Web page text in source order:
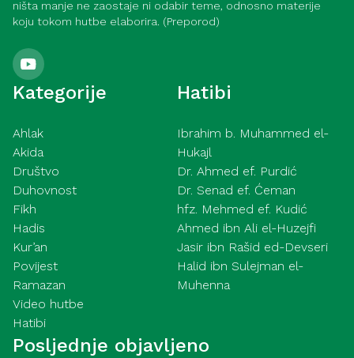
ništa manje ne zaostaje ni odabir teme, odnosno materije
koju tokom hutbe elaborira. (Preporod)
Kategorije
Ahlak
Akida
Društvo
Duhovnost
Fikh
Hadis
Kur’an
Povijest
Ramazan
Video hutbe
Hatibi
Hatibi
Ibrahim b. Muhammed el-
Hukajl
Dr. Ahmed ef. Purdić
Dr. Senad ef. Ćeman
hfz. Mehmed ef. Kudić
Ahmed ibn Ali el-Huzejfi
Jasir ibn Rašid ed-Devseri
Halid ibn Sulejman el-
Muhenna
Posljednje objavljeno